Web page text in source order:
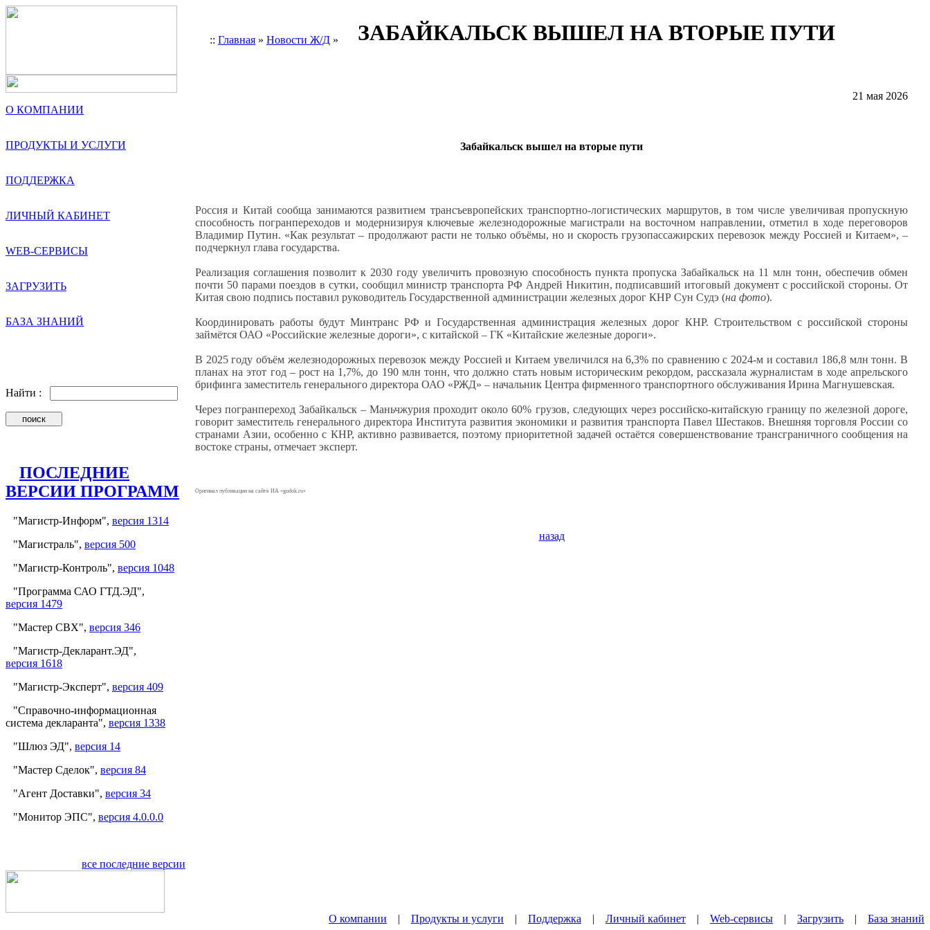
:: Главная » Новости Ж/Д » ЗАБАЙКАЛЬСК ВЫШЕЛ НА ВТОРЫЕ ПУТИ
О КОМПАНИИ
ПРОДУКТЫ И УСЛУГИ
ПОДДЕРЖКА
ЛИЧНЫЙ КАБИНЕТ
WEB-СЕРВИСЫ
ЗАГРУЗИТЬ
БАЗА ЗНАНИЙ
Найти :
ПОСЛЕДНИЕ
ВЕРСИИ ПРОГРАММ
"Магистр-Информ", версия 1314
"Магистраль", версия 500
"Магистр-Контроль", версия 1048
"Программа САО ГТД.ЭД",
версия 1479
"Мастер СВХ", версия 346
"Магистр-Декларант.ЭД",
версия 1618
"Магистр-Эксперт", версия 409
"Справочно-информационная
система декларанта", версия 1338
"Шлюз ЭД", версия 14
"Мастер Сделок", версия 84
"Агент Доставки", версия 34
"Монитор ЭПС", версия 4.0.0.0
все последние версии
21 мая 2026
Забайкальск вышел на вторые пути
Россия и Китай сообща занимаются развитием трансъевропейских транспорт­но-логистических маршрутов, в том числе увеличивая пропускную
способность погранпереходов и модернизируя ключевые железнодорожные магистрали на восточном направлении, отметил в ходе переговоров
Владимир Путин. «Как результат – продолжают расти не только объёмы, но и скорость грузопассажирских перевозок между Россией и Китаем», –
подчеркнул глава государства.
Реализация соглашения позволит к 2030 году увеличить провозную способность пункта пропуска Забайкальск на 11 млн тонн, обеспечив обмен
почти 50 парами поездов в сутки, сообщил министр транспорта РФ Андрей Никитин, подписавший итоговый документ с российской стороны. От
Китая свою подпись поставил руководитель Государственной администрации железных дорог КНР Сун Судэ (на фото).
Координировать работы будут Минтранс РФ и Государственная администрация железных дорог КНР. Строительством с российской стороны
займётся ОАО «Российские железные дороги», с китайской – ГК «Китайские железные дороги».
В 2025 году объём железнодорожных перевозок между Россией и Китаем увеличился на 6,3% по сравнению с 2024-м и составил 186,8 млн тонн. В
планах на этот год – рост на 1,7%, до 190 млн тонн, что должно стать новым историческим рекордом, рассказала журналистам в ходе апрельского
брифинга заместитель генерального директора ОАО «РЖД» – начальник Центра фирменного транспортного обслуживания Ирина Магнушевская.
Через погранпереход Забайкальск – Маньчжурия проходит около 60% грузов, следующих через российско-китайскую границу по железной дороге,
говорит заместитель генерального директора Института развития экономики и развития транспорта Павел Шестаков. Внешняя торговля России со
странами Азии, особенно с КНР, активно развивается, поэтому приоритетной задачей остаётся совершенствование трансграничного сообщения на
востоке страны, отмечает эксперт.
Оригинал публикации на сайте ИА «gudok.ru»
назад
О компании | Продукты и услуги | Поддержка | Личный кабинет | Web-сервисы | Загрузить | База знаний